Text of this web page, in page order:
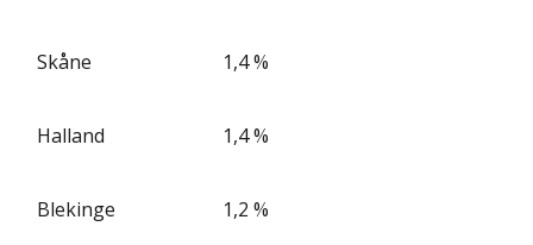
Skåne 1,4 %
Halland 1,4 %
Blekinge 1,2 %